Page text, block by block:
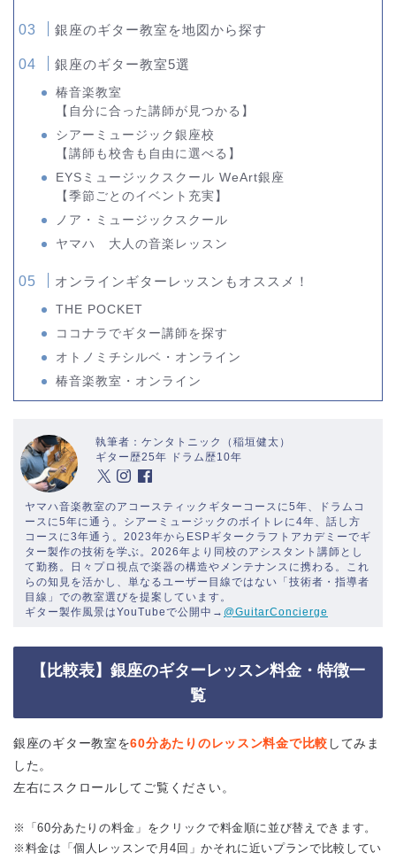
銀座のギター教室を地図から探す
銀座のギター教室5選
椿音楽教室
【自分に合った講師が見つかる】
シアーミュージック銀座校
【講師も校舎も自由に選べる】
EYSミュージックスクール WeArt銀座
【季節ごとのイベント充実】
ノア・ミュージックスクール
ヤマハ 大人の音楽レッスン
オンラインギターレッスンもオススメ！
THE POCKET
ココナラでギター講師を探す
オトノミチシルベ・オンライン
椿音楽教室・オンライン
執筆者：ケンタトニック（稲垣健太）
ギター歴25年 ドラム歴10年
ヤマハ音楽教室のアコースティックギターコースに5年、ドラムコ
ースに5年に通う。シアーミュージックのボイトレに4年、話し方
コースに3年通う。2023年からESPギタークラフトアカデミーでギ
ター製作の技術を学ぶ。2026年より同校のアシスタント講師とし
て勤務。日々プロ視点で楽器の構造やメンテナンスに携わる。これ
らの知見を活かし、単なるユーザー目線ではない「技術者・指導者
目線」での教室選びを提案しています。
ギター製作風景はYouTubeで公開中→ @GuitarConcierge
【比較表】銀座のギターレッスン料金・特徴一
覧
銀座のギター教室を60分あたりのレッスン料金で比較 してみま
した。
左右にスクロールしてご覧ください。
※「60分あたりの料金」をクリックで料金順に並び替えできます。
※料金は「個人レッスンで月4回」かそれに近いプランで比較してい